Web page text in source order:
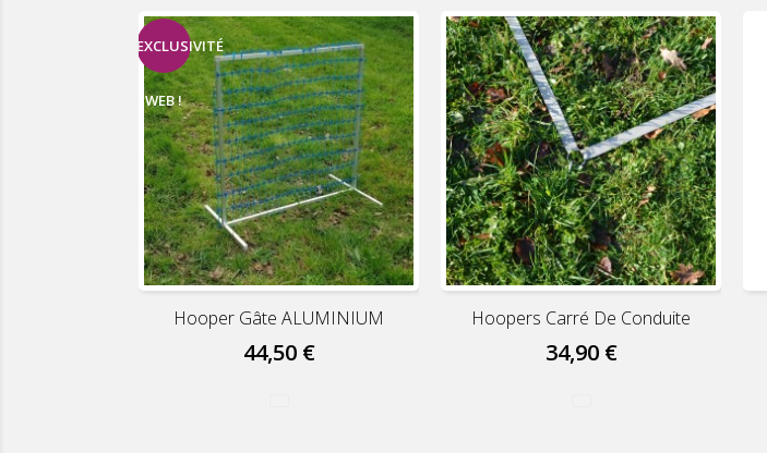
EXCLUSIVITÉ
WEB !
Hooper Gâte ALUMINIUM
44,50 €
Hoopers Carré De Conduite
34,90 €